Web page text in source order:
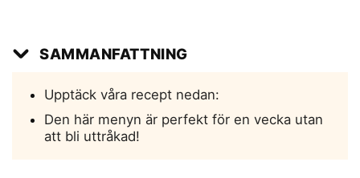
SAMMANFATTNING
Upptäck våra recept nedan:
Den här menyn är perfekt för en vecka utan
att bli uttråkad!